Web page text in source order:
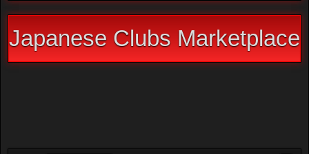
Japanese Clubs Marketplace